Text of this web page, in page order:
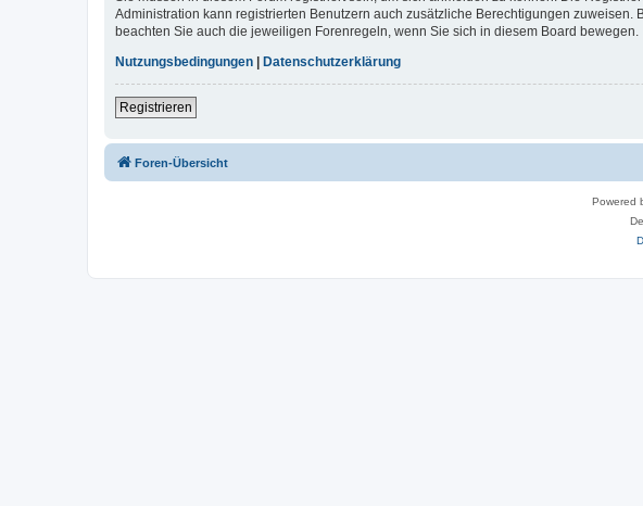
Administration kann registrierten Benutzern auch zusätzliche Berechtigungen
beachten Sie auch die jeweiligen Forenregeln, wenn Sie sich in diesem Board bewegen.
Nutzungsbedingungen
Datenschutzerklärung
Registrieren
Foren-Übersicht
Powered